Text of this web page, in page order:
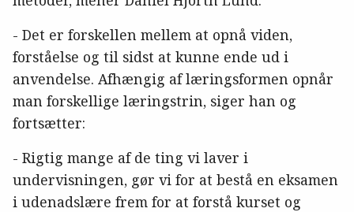
- Det er forskellen mellem at opnå viden,
forståelse og til sidst at kunne ende ud i
anvendelse. Afhængig af læringsformen opnår
man forskellige læringstrin, siger han og
fortsætter:
- Rigtig mange af de ting vi laver i
undervisningen, gør vi for at bestå en eksamen
i udenadslære frem for at forstå kurset og